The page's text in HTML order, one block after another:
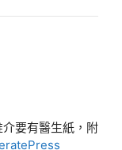
要有醫生紙，附